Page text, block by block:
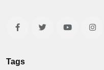
Tags